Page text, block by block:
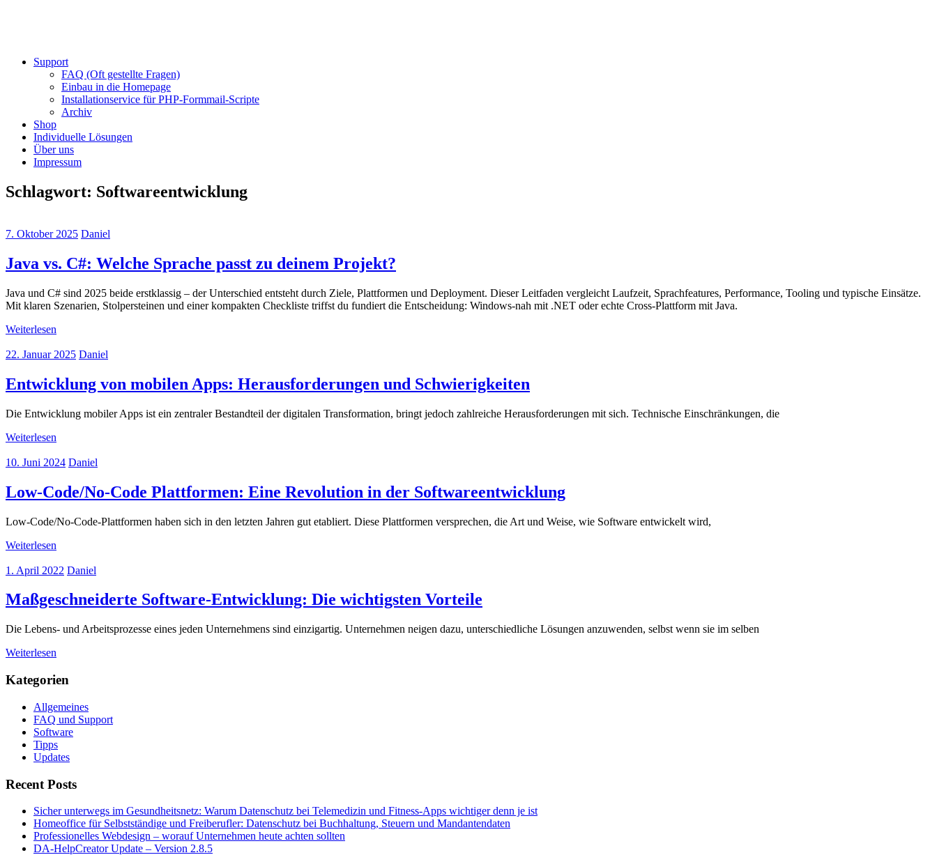
Support
FAQ (Oft gestellte Fragen)
Einbau in die Homepage
Installationservice für PHP-Formmail-Scripte
Archiv
Shop
Individuelle Lösungen
Über uns
Impressum
Schlagwort: Softwareentwicklung
7. Oktober 2025 Daniel
Java vs. C#: Welche Sprache passt zu deinem Projekt?
Java und C# sind 2025 beide erstklassig – der Unterschied entsteht durch Ziele, Plattformen und Deployment. Dieser Leitfaden vergleicht Laufzeit, Sprachfeatures, Performance, Tooling und typische Einsätze.
Mit klaren Szenarien, Stolpersteinen und einer kompakten Checkliste triffst du fundiert die Entscheidung: Windows-nah mit .NET oder echte Cross-Plattform mit Java.
Weiterlesen
22. Januar 2025 Daniel
Entwicklung von mobilen Apps: Herausforderungen und Schwierigkeiten
Die Entwicklung mobiler Apps ist ein zentraler Bestandteil der digitalen Transformation, bringt jedoch zahlreiche Herausforderungen mit sich. Technische Einschränkungen, die
Weiterlesen
10. Juni 2024 Daniel
Low-Code/No-Code Plattformen: Eine Revolution in der Softwareentwicklung
Low-Code/No-Code-Plattformen haben sich in den letzten Jahren gut etabliert. Diese Plattformen versprechen, die Art und Weise, wie Software entwickelt wird,
Weiterlesen
1. April 2022 Daniel
Maßgeschneiderte Software-Entwicklung: Die wichtigsten Vorteile
Die Lebens- und Arbeitsprozesse eines jeden Unternehmens sind einzigartig. Unternehmen neigen dazu, unterschiedliche Lösungen anzuwenden, selbst wenn sie im selben
Weiterlesen
Kategorien
Allgemeines
FAQ und Support
Software
Tipps
Updates
Recent Posts
Sicher unterwegs im Gesundheitsnetz: Warum Datenschutz bei Telemedizin und Fitness-Apps wichtiger denn je ist
Homeoffice für Selbstständige und Freiberufler: Datenschutz bei Buchhaltung, Steuern und Mandantendaten
Professionelles Webdesign – worauf Unternehmen heute achten sollten
DA-HelpCreator Update – Version 2.8.5